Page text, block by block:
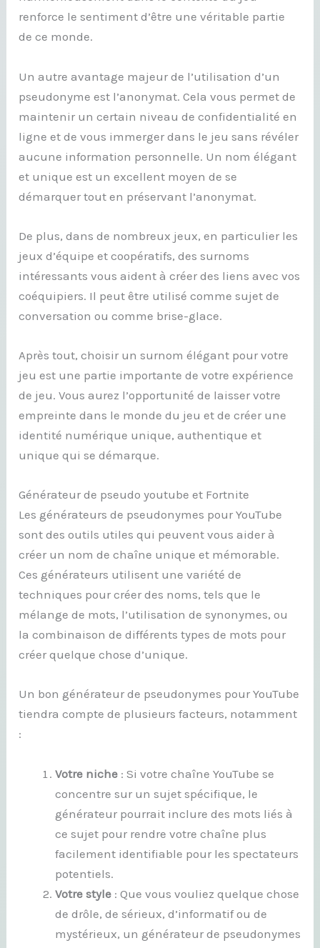
renforce le sentiment d’être une véritable partie
de ce monde.
Un autre avantage majeur de l’utilisation d’un
pseudonyme est l’anonymat. Cela vous permet de
maintenir un certain niveau de confidentialité en
ligne et de vous immerger dans le jeu sans révéler
aucune information personnelle. Un nom élégant
et unique est un excellent moyen de se
démarquer tout en préservant l’anonymat.
De plus, dans de nombreux jeux, en particulier les
jeux d’équipe et coopératifs, des surnoms
intéressants vous aident à créer des liens avec vos
coéquipiers. Il peut être utilisé comme sujet de
conversation ou comme brise-glace.
Après tout, choisir un surnom élégant pour votre
jeu est une partie importante de votre expérience
de jeu. Vous aurez l’opportunité de laisser votre
empreinte dans le monde du jeu et de créer une
identité numérique unique, authentique et
unique qui se démarque.
Générateur de pseudo youtube et Fortnite
Les générateurs de pseudonymes pour YouTube
sont des outils utiles qui peuvent vous aider à
créer un nom de chaîne unique et mémorable.
Ces générateurs utilisent une variété de
techniques pour créer des noms, tels que le
mélange de mots, l’utilisation de synonymes, ou
la combinaison de différents types de mots pour
créer quelque chose d’unique.
Un bon générateur de pseudonymes pour YouTube
tiendra compte de plusieurs facteurs, notamment
:
Votre niche : Si votre chaîne YouTube se
concentre sur un sujet spécifique, le
générateur pourrait inclure des mots liés à
ce sujet pour rendre votre chaîne plus
facilement identifiable pour les spectateurs
potentiels.
Votre style : Que vous vouliez quelque chose
de drôle, de sérieux, d’informatif ou de
mystérieux, un générateur de pseudonymes